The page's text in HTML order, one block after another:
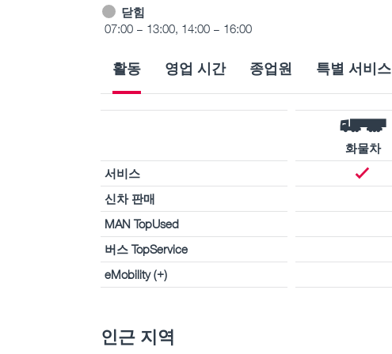
닫힘
07:00 – 13:00, 14:00 – 16:00
활동 영업 시간 종업원 특별 서비스
화물차
서비스
신차 판매
MAN TopUsed
버스 TopService
eMobility (+)
인근 지역